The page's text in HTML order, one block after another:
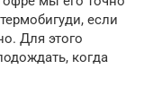
если
Для этого
когда